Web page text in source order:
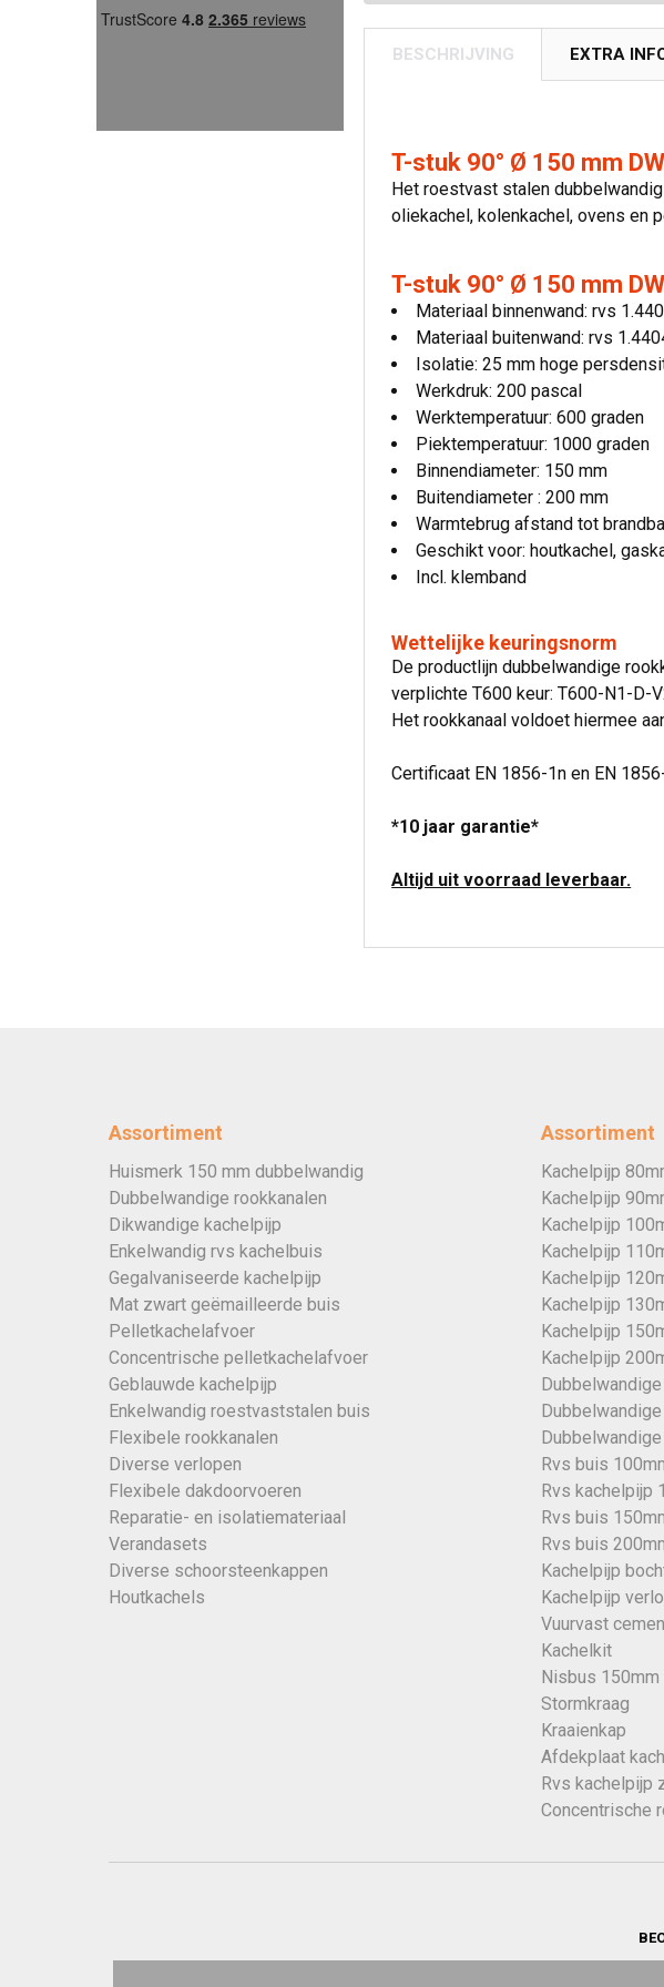
BESCHRIJVING EXTRA
T-stuk 90° Ø 150 mm
Het roestvast stalen
oliekachel, kolenkachel, ovens en
T-stuk 90° Ø 150 mm
Materiaal binnenwand: rvs
Materiaal buitenwand: rvs
Isolatie: 25 mm hoge
Werkdruk: 200 pascal
Werktemperatuur: 600 graden
Piektemperatuur: 1000 graden
Binnendiameter: 150 mm
Buitendiameter : 200 mm
Warmtebrug afstand tot
Geschikt voor: houtkachel,
Incl. klemband
Wettelijke keuringsnorm
De productlijn dubbelwandige
verplichte T600 keur: T600-N1-D-
Het rookkanaal voldoet hiermee
Certificaat EN 1856-1n en EN
*10 jaar garantie*
Altijd uit voorraad leverbaar.
Assortiment
Huismerk 150 mm dubbelwandig
Dubbelwandige rookkanalen
Dikwandige kachelpijp
Enkelwandig rvs kachelbuis
Gegalvaniseerde kachelpijp
Mat zwart geëmailleerde buis
Pelletkachelafvoer
Concentrische pelletkachelafvoer
Geblauwde kachelpijp
Enkelwandig roestvaststalen buis
Flexibele rookkanalen
Diverse verlopen
Flexibele dakdoorvoeren
Reparatie- en isolatiemateriaal
Verandasets
Diverse schoorsteenkappen
Houtkachels
Assortiment
Kachelpijp
Kachelpijp
Kachelpijp
Kachelpijp
Kachelpijp
Kachelpijp
Kachelpijp
Kachelpijp
Rvs buis
Rvs kachelpijp
Rvs buis
Rvs buis
Kachelpijp
Kachelpijp
Vuurvast
Kachelkit
Nisbus 150mm
Stormkraag
Kraaienkap
Afdekplaat
Rvs kachelpijp
Concentrische